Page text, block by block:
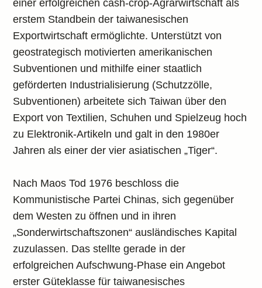
einer erfolgreichen cash-crop-Agrarwirtschaft als
erstem Standbein der taiwanesischen
Exportwirtschaft ermöglichte. Unterstützt von
geostrategisch motivierten amerikanischen
Subventionen und mithilfe einer staatlich
geförderten Industrialisierung (Schutzzölle,
Subventionen) arbeitete sich Taiwan über den
Export von Textilien, Schuhen und Spielzeug hoch
zu Elektronik-Artikeln und galt in den 1980er
Jahren als einer der vier asiatischen „Tiger“.
Nach Maos Tod 1976 beschloss die
Kommunistische Partei Chinas, sich gegenüber
dem Westen zu öffnen und in ihren
„Sonderwirtschaftszonen“ ausländisches Kapital
zuzulassen. Das stellte gerade in der
erfolgreichen Aufschwung-Phase ein Angebot
erster Güteklasse für taiwanesisches